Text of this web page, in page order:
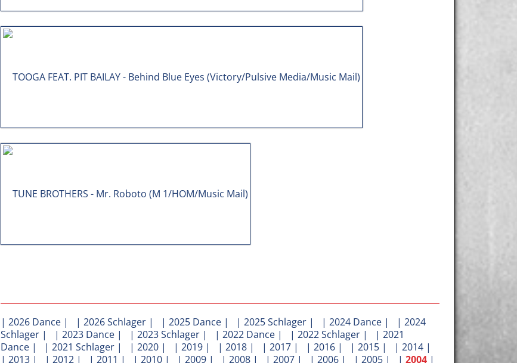
| 2026 Dance | | 2026 Schlager | | 2025 Dance | | 2025 Schlager | | 2024 Dance | | 2024
Schlager | | 2023 Dance | | 2023 Schlager | | 2022 Dance | | 2022 Schlager | | 2021
Dance | | 2021 Schlager | | 2020 | | 2019 | | 2018 | | 2017 | | 2016 | | 2015 | | 2014 |
| 2013 | | 2012 | | 2011 | | 2010 | | 2009 | | 2008 | | 2007 | | 2006 | | 2005 | | 2004 |